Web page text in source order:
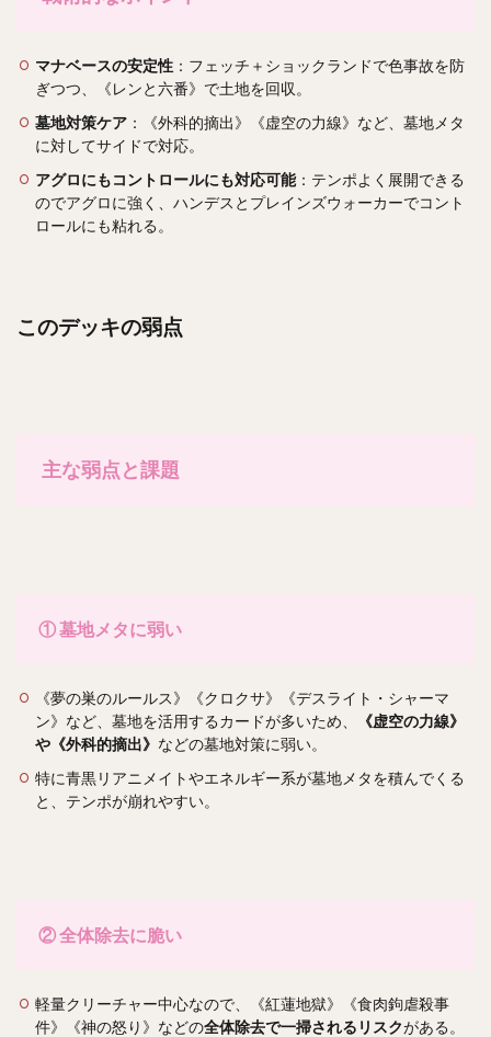
マナベースの安定性 ：フェッチ＋ショックランドで色事故を防
ぎつつ、《レンと六番》で土地を回収。
墓地対策ケア ：《外科的摘出》《虚空の力線》など、墓地メタ
に対してサイドで対応。
アグロにもコントロールにも対応可能：テンポよく展開できる
のでアグロに強く、ハンデスとプレインズウォーカーでコント
ロールにも粘れる。
このデッキの弱点
主な弱点と課題
①墓地メタに弱い
《夢の巣のルールス》《クロクサ》《デスライト・シャーマ
ン》など、墓地を活用するカードが多いため、
《虚空の力線》
や《外科的摘出》 などの墓地対策に弱い。
特に青黒リアニメイトやエネルギー系が墓地メタを積んでくる
と、テンポが崩れやすい。
②全体除去に脆い
軽量クリーチャー中心なので、《紅蓮地獄》《食肉鉤虐殺事
件》《神の怒り》などの全体除去で一掃されるリスクがある。